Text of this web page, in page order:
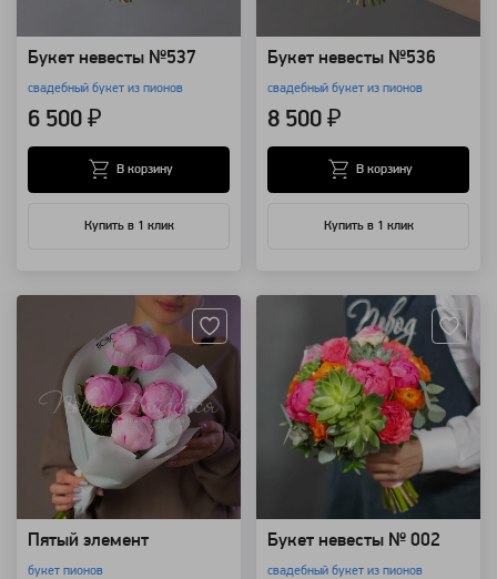
Букет невесты №537
свадебный букет из пионов
6 500 ₽
Купить в 1 клик
В корзину
Букет невесты №536
свадебный букет из пионов
8 500 ₽
Купить в 1 клик
В корзину
Пятый элемент
букет пионов
Букет невесты № 002
свадебный букет из пионов